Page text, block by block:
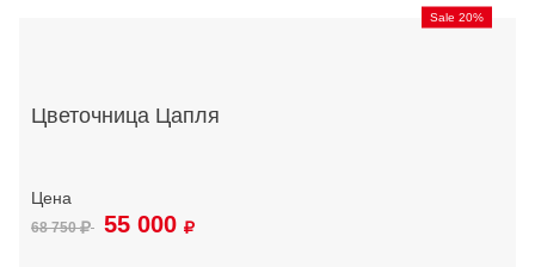
Sale 20%
Цветочница Цапля
68 750 55 000